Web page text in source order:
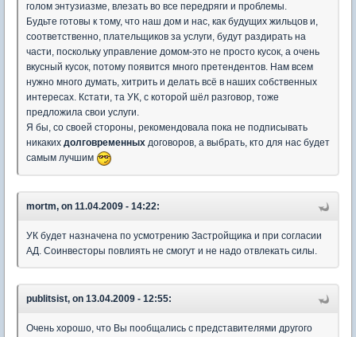
голом энтузиазме, влезать во все передряги и проблемы.
Будьте готовы к тому, что наш дом и нас, как будущих жильцов и,
соответственно, плательщиков за услуги, будут раздирать на
части, поскольку управление домом-это не просто кусок, а очень
вкусный кусок, потому появится много претендентов. Нам всем
нужно много думать, хитрить и делать всё в наших собственных
интересах. Кстати, та УК, с которой шёл разговор, тоже
предложила свои услуги.
Я бы, со своей стороны, рекомендовала пока не подписывать
никаких долговременных договоров, а выбрать, кто для нас будет
самым лучшим
mortm, on 11.04.2009 - 14:22:
УК будет назначена по усмотрению Застройщика и при согласии
АД. Соинвесторы повлиять не смогут и не надо отвлекать силы.
publitsist, on 13.04.2009 - 12:55:
Очень хорошо, что Вы пообщались с представителями другого